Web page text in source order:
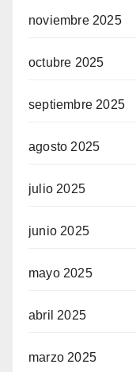
noviembre 2025
octubre 2025
septiembre 2025
agosto 2025
julio 2025
junio 2025
mayo 2025
abril 2025
marzo 2025